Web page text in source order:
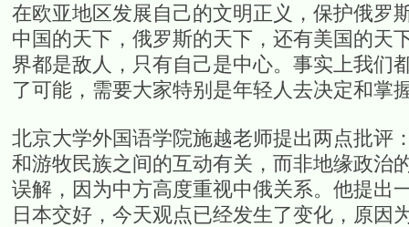
在欧亚地区发展自己的文明正义，保护俄罗
中国的天下，俄罗斯的天下，还有美国的天
界都是敌人，只有自己是中心。事实上我们
了可能，需要大家特别是年轻人去决定和掌
北京大学外国语学院施越老师提出两点批评
和游牧民族之间的互动有关，而非地缘政治
误解，因为中方高度重视中俄关系。他提出
日本交好，今天观点已经发生了变化，原因